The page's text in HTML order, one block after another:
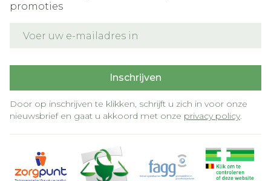
promoties
Inschrijven
Door op inschrijven te klikken, schrijft u zich in voor onze
nieuwsbrief en gaat u akkoord met onze privacy policy.